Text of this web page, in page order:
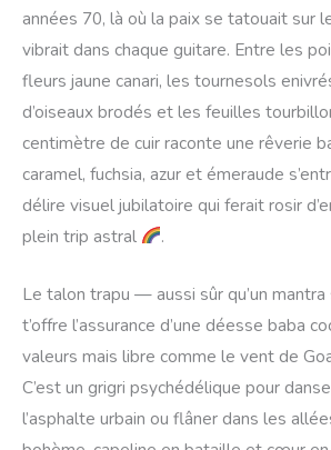
années 70, là où la paix se tatouait sur
vibrait dans chaque guitare. Entre les
fleurs jaune canari, les tournesols
d’oiseaux brodés et les feuilles
centimètre de cuir raconte une rêverie
caramel, fuchsia, azur et émeraude
délire visuel jubilatoire qui ferait rosir
plein trip astral
.
Le talon trapu — aussi sûr qu’un
t’offre l’assurance d’une déesse baba
valeurs mais libre comme le vent de
C’est un grigri psychédélique pour
l’asphalte urbain ou flâner dans les